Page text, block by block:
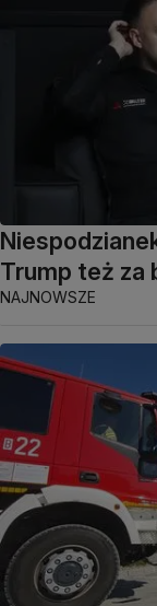
Trump też za
NAJNOWSZE